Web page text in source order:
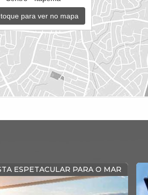
toque para ver no mapa
PRONTO PARA MORAR